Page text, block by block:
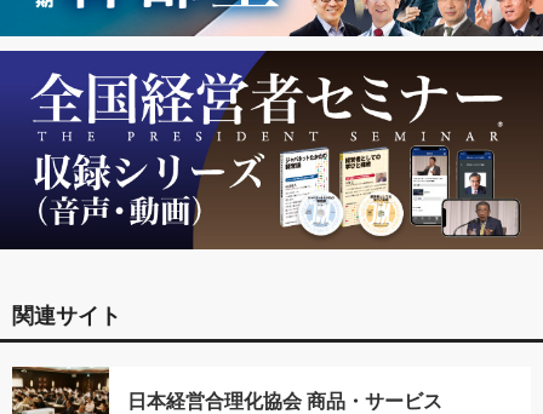
関連サイト
日本経営合理化協会 商品・サービス